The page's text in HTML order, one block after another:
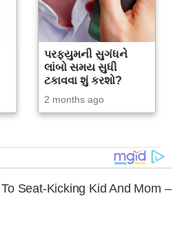
પરફ્યુમની સુગંધને
લાંબો સમય સુધી
ટકાવવા શું કરશો?
2 months ago